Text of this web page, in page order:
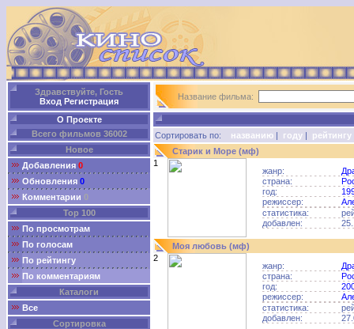
Здравствуйте, Гость
Вход Регистрация
О Проекте
Всего фильмов 36002
Новое
Добавления 0
Обновления 0
Комментарии 0
Top 100
По просмотрам
По голосам
По рейтингу
По комментариям
Каталоги
Все
Сортировка
Название фильма:
Сортировать по: названию | году | рейтингу
Старик и Море (мф)
1
жанр:
страна:
год:
режиссер:
статистика:
добавлен:
Моя любовь (мф)
2
жанр:
страна:
год:
режиссер:
статистика:
добавлен: